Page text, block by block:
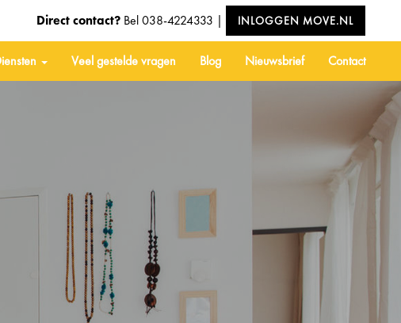
Direct contact? Bel038-4224333 | INLOGGEN MOVE.NL
Veel gestelde vragen Blog Nieuwsbrief Contact